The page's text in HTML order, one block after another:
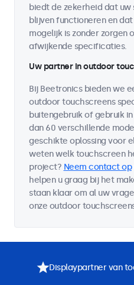
biedt de zekerheid dat uw
blijven functioneren en
mogelijk is zonder
afwijkende specificaties.
Uw partner in outdoor
Bij Beetronics bieden we
outdoor touchscreens
buitengebruik of gebruik
dan 60 verschillende
geschikte oplossing voor
weten welk touchscreen
project? Neem contact op
helpen u graag bij het
staan klaar om al uw
onze outdoor
Displaypartner van